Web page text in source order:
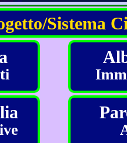
Sistema